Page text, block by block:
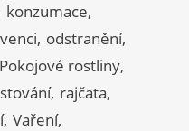
konzumace
odstranění
Pokojové rostliny
rajčata
Vaření